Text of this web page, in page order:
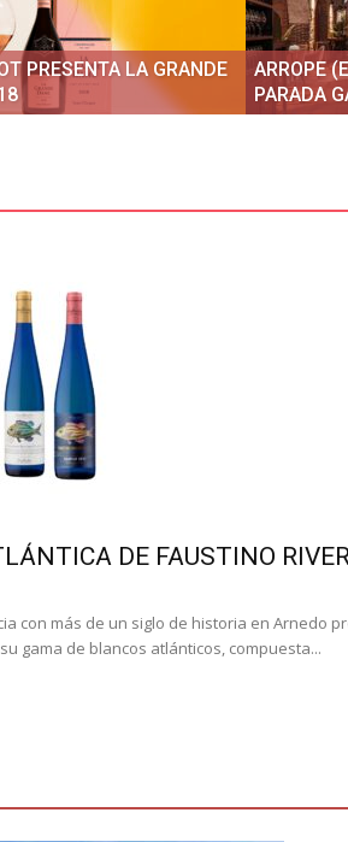
PRESENTA LA GRANDE
ARROPE
PARADA
DE FAUSTINO
con más de un siglo de historia en Arnedo
gama de blancos atlánticos, compuesta...